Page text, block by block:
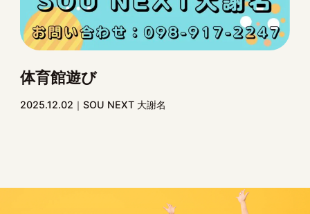
体育館遊び
2025.12.02 SOU NEXT 大謝名